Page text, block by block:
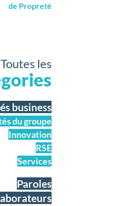
de Propreté
Toutes les
business
du groupe
Innovation
RSE
Services
Paroles